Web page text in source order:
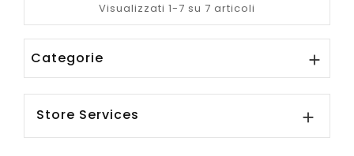
Visualizzati 1-7 su 7 articoli
Categorie 
Store Services 